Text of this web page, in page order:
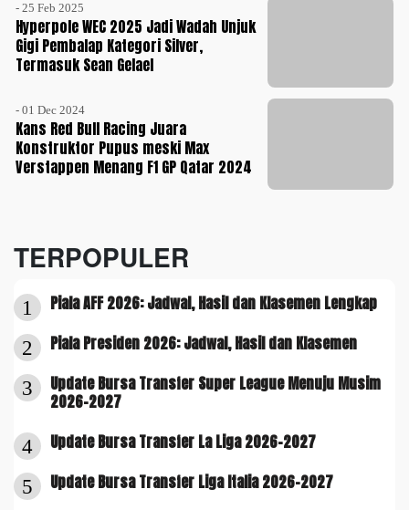
- 25 Feb 2025
Hyperpole WEC 2025 Jadi Wadah Unjuk
Gigi Pembalap Kategori Silver,
Termasuk Sean Gelael
- 01 Dec 2024
Kans Red Bull Racing Juara
Konstruktor Pupus meski Max
Verstappen Menang F1 GP Qatar 2024
TERPOPULER
1 Piala AFF 2026: Jadwal, Hasil dan Klasemen Lengkap
2 Piala Presiden 2026: Jadwal, Hasil dan Klasemen
3
Update Bursa Transfer Super League Menuju Musim
2026-2027
4 Update Bursa Transfer La Liga 2026-2027
5 Update Bursa Transfer Liga Italia 2026-2027